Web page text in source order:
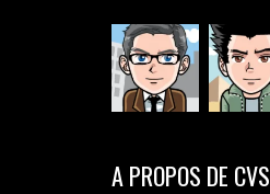
A PROPOS DE CVS